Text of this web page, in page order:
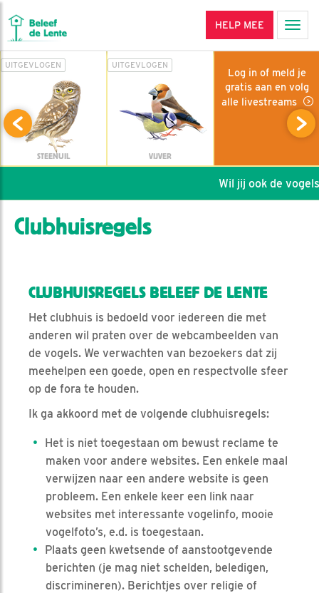
HELP MEE
UITGEVLOGEN
STEENUIL
UITGEVLOGEN
VIJVER
Log in of meld je
gratis aan en volg
alle livestreams
Wil jij ook de
Clubhuisregels
CLUBHUISREGELS BELEEF DE LENTE
Het clubhuis is bedoeld voor iedereen die met
anderen wil praten over de webcambeelden van
de vogels. We verwachten van bezoekers dat zij
meehelpen een goede, open en respectvolle sfeer
op de fora te houden.
Ik ga akkoord met de volgende clubhuisregels:
Het is niet toegestaan om bewust reclame te
maken voor andere websites. Een enkele maal
verwijzen naar een andere website is geen
probleem. Een enkele keer een link naar
websites met interessante vogelinfo, mooie
vogelfoto’s, e.d. is toegestaan.
Plaats geen kwetsende of aanstootgevende
berichten (je mag niet schelden, beledigen,
discrimineren). Berichtjes over religie of